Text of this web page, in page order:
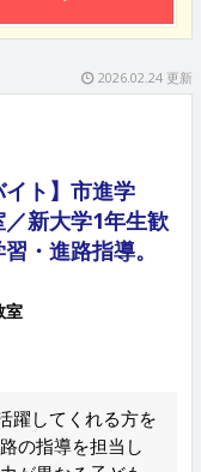
2026.02.24 更新
イト】市進学
新大学1年生歓
・進路指導。
室
躍してくれる方を
の指導を担当し